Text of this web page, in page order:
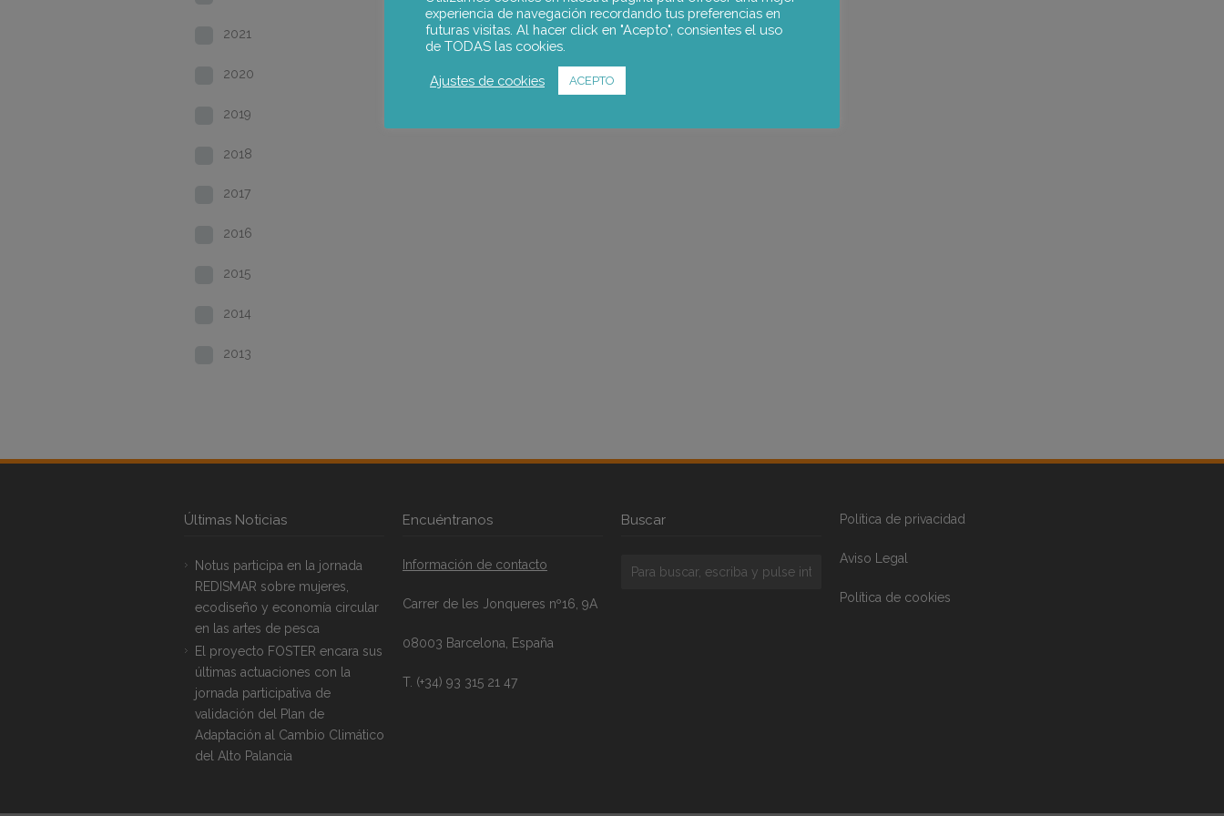
2021
2020
2019
2018
2017
2016
2015
2014
2013
Últimas Noticias
Notus participa en la jornada
REDISMAR sobre mujeres,
ecodiseño y economía circular
en las artes de pesca
El proyecto FOSTER encara sus
últimas actuaciones con la
jornada participativa de
validación del Plan de
Adaptación al Cambio Climático
del Alto Palancia
Encuéntranos
Información de contacto
Carrer de les Jonqueres nº16, 9A
08003 Barcelona, España
T. (+34) 93 315 21 47
Buscar Política de privacidad
Aviso Legal
Política de cookies
experiencia de navegación recordando tus preferencias en
futuras visitas. Al hacer click en "Acepto", consientes el uso
de TODAS las cookies.
Ajustes de cookies ACEPTO